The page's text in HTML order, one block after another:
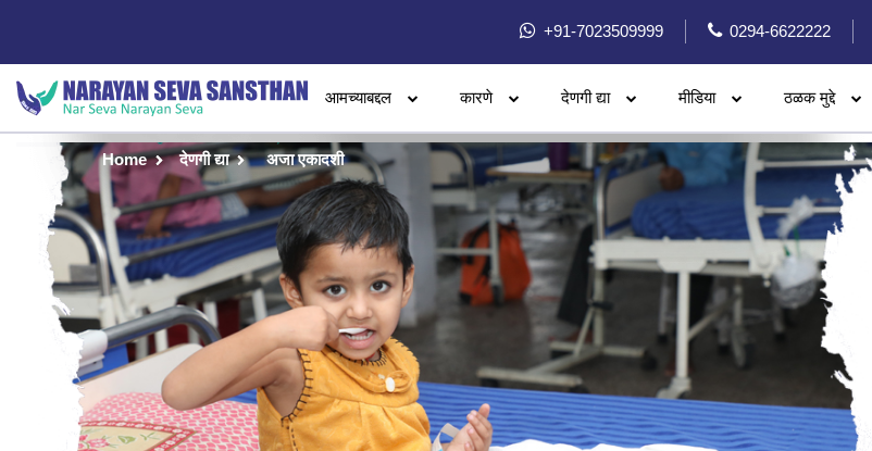
+91-7023509999 0294-6622222
आमच्याबद्दल कारणे देणगी द्या मीडिया ठळक मुद्दे
Home देणगी द्या अजा एकादशी